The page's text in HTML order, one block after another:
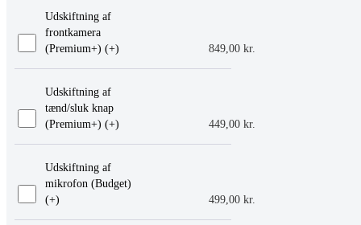
Udskiftning af
frontkamera
(Premium+) (+
849,00 kr.
)
Udskiftning af
tænd/sluk knap
(Premium+) (+
449,00 kr.
)
Udskiftning af
mikrofon (Budget)
(+
499,00 kr.
)